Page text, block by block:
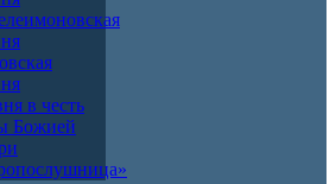
в честь
Божией